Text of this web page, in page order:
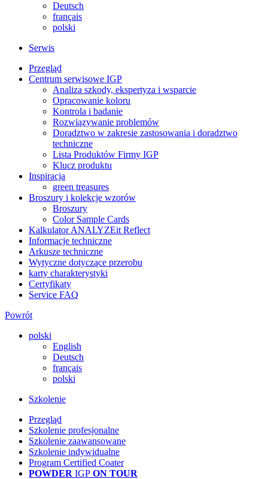
Deutsch
français
polski
Serwis
Przegląd
Centrum serwisowe IGP
Analiza szkody, ekspertyza i wsparcie
Opracowanie koloru
Kontrola i badanie
Rozwiązywanie problemów
Doradztwo w zakresie zastosowania i doradztwo
techniczne
Lista Produktów Firmy IGP
Klucz produktu
Inspiracja
green treasures
Broszury i kolekcje wzorów
Broszury
Color Sample Cards
Kalkulator ANALYZEit Reflect
Informacje techniczne
Arkusze techniczne
Wytyczne dotyczące przerobu
karty charakterystyki
Certyfikaty
Service FAQ
Powrót
polski
English
Deutsch
français
polski
Szkolenie
Przegląd
Szkolenie profesjonalne
Szkolenie zaawansowane
Szkolenie indywidualne
Program Certified Coater
POWDER IGP ON TOUR